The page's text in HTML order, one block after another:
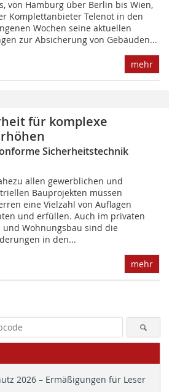
von Hamburg über Berlin bis Wien,
Komplettanbieter Telenot in den
Wochen seine aktuellen
zur Absicherung von Gebäuden...
mehr
für komplexe
Sicherheitstechnik
allen gewerblichen und
Bauprojekten müssen
eine Vielzahl von Auflagen
und erfüllen. Auch im privaten
und Wohnungsbau sind die
in den...
mehr
2026 – Ermäßigungen für Leser